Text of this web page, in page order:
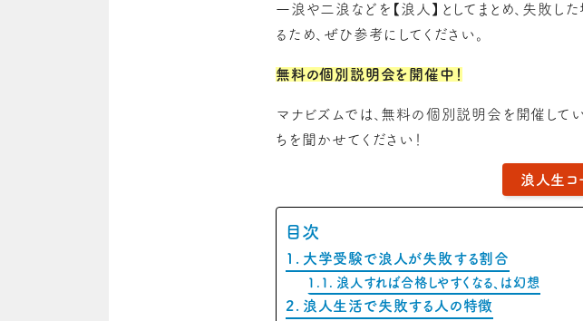
一浪や二浪などを【浪人】としてまとめ、失敗
るため、ぜひ参考にしてください。
無料の個別説明会を開催中！
マナビズムでは、無料の個別説明会を開催して
ちを聞かせてください！
浪人生コ
目次
大学受験で浪人が失敗する割合
浪人すれば合格しやすくなる、は幻想
浪人生活で失敗する人の特徴